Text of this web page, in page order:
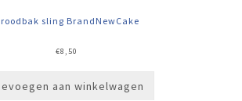
sling BrandNewCake
€8,50
aan winkelwagen